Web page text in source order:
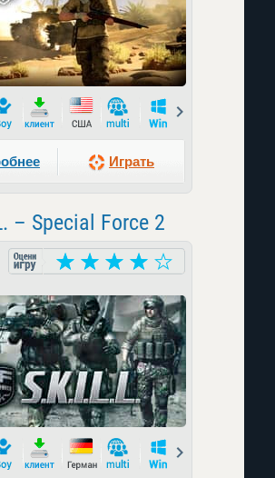
Играть
– Special Force 2